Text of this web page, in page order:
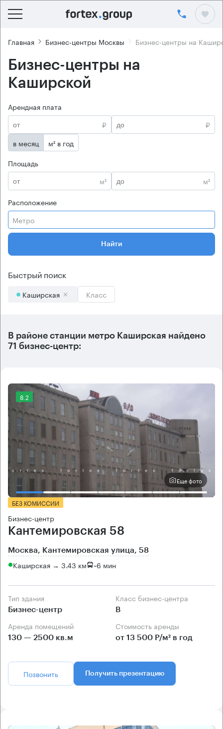
Главная Бизнес-центры Москвы Бизнес-центры на
Бизнес-центры на
Каширской
Арендная плата
₽
₽
в месяц
м² в год
Площадь
м²
м²
Расположение
Метро
Найти
Быстрый поиск
Каширская Класс
В районе станции метро Каширская найдено
71 бизнес-центр:
8.2
Еще фото
БЕЗ КОМИССИИ
Бизнес-центр
Кантемировская 58
Москва, Кантемировская улица, 58
Каширская → 3.43 км ~6 мин
Тип здания
Бизнес-центр
Класс бизнес-центра
B
Аренда помещений
130 — 2500 кв.м
Стоимость аренды
от 13 500 Р/м² в год
Позвонить Получить презентацию